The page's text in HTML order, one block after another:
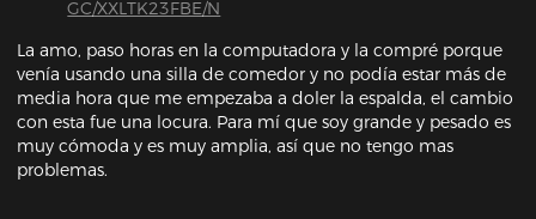
GC/XXLTK23FBE/N
La amo, paso horas en la computadora y la compré porque
venía usando una silla de comedor y no podía estar más de
media hora que me empezaba a doler la espalda, el cambio
con esta fue una locura. Para mí que soy grande y pesado es
muy cómoda y es muy amplia, así que no tengo mas
problemas.